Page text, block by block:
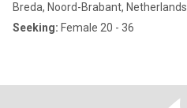
Breda, Noord-Brabant, Netherlands
Seeking: Female 20 - 36